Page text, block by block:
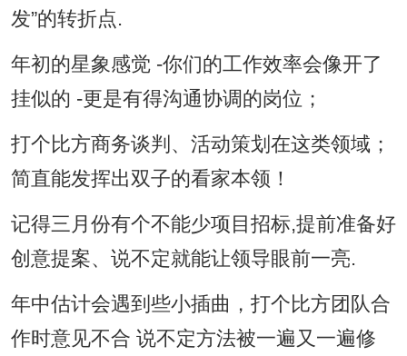
发”的转折点.
年初的星象感觉 -你们的工作效率会像开了
挂似的 -更是有得沟通协调的岗位；
打个比方商务谈判、活动策划在这类领域；
简直能发挥出双子的看家本领！
记得三月份有个不能少项目招标,提前准备好
创意提案、说不定就能让领导眼前一亮.
年中估计会遇到些小插曲，打个比方团队合
作时意见不合 说不定方法被一遍又一遍修